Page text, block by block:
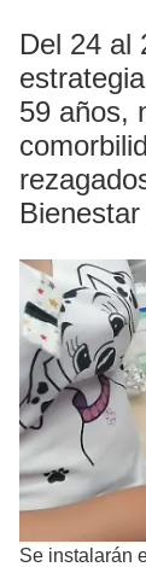
Del 24 al
59 años,
Se instalarán